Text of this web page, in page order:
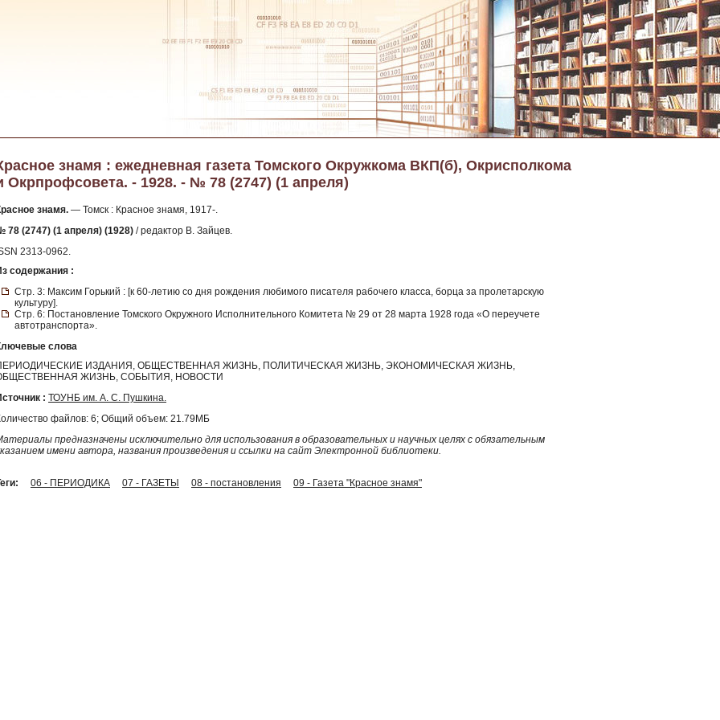
знамя : ежедневная газета Томского Окружкома ВКП(б), Окрисполкома
Окрпрофсовета. - 1928. - № 78 (2747) (1 апреля)
знамя. — Томск : Красное знамя, 1917-.
78 (2747) (1 апреля) (1928) / редактор В. Зайцев.
2313-0962.
содержания :
Стр. 3: Максим Горький : [к 60-летию со дня рождения любимого писателя рабочего класса, борца за пролетарскую
культуру].
Стр. 6: Постановление Томского Окружного Исполнительного Комитета № 29 от 28 марта 1928 года «О переучете
автотранспорта».
слова
ИЗДАНИЯ, ОБЩЕСТВЕННАЯ ЖИЗНЬ, ПОЛИТИЧЕСКАЯ ЖИЗНЬ, ЭКОНОМИЧЕСКАЯ ЖИЗНЬ,
ЖИЗНЬ, СОБЫТИЯ, НОВОСТИ
: ТОУНБ им. А. С. Пушкина.
файлов: 6; Общий объем: 21.79МБ
предназначены исключительно для использования в образовательных и научных целях с обязательным
имени автора, названия произведения и ссылки на сайт Электронной библиотеки.
06 - ПЕРИОДИКА 07 - ГАЗЕТЫ 08 - постановления 09 - Газета "Красное знамя"